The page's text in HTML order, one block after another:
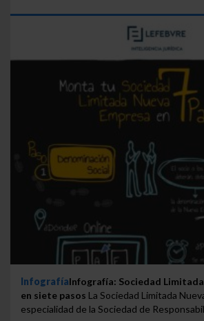
InfografíaInfografía: Sociedad Limitada
en siete pasos La Sociedad Limitada
especialidad de la Sociedad de